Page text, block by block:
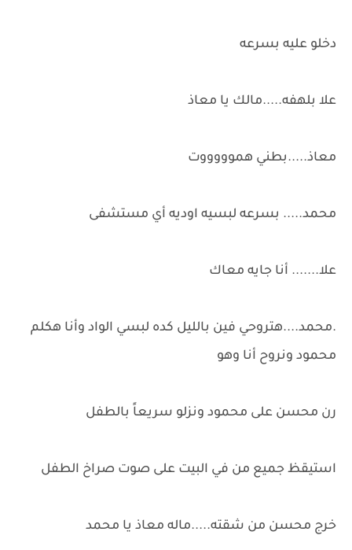
دخلو عليه بسرعه
علا بلهفه.....مالك يا معاذ
معاذ.....بطني هموووووت
محمد..... بسرعه لبسيه اوديه أي مستشفى
علا....... أنا جايه معاك
.محمد....هتروحي فين بالليل كده لبسي الواد وأنا هكلم
محمود ونروح أنا وهو
رن محسن على محمود ونزلو سريعاً بالطفل
استيقظ جميع من في البيت على صوت صراخ الطفل
خرج محسن من شقته.....ماله معاذ يا محمد